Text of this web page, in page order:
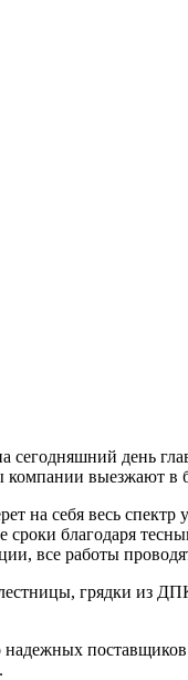
день
компании выезжают
себя весь спектр
благодаря
все работы
грядки из